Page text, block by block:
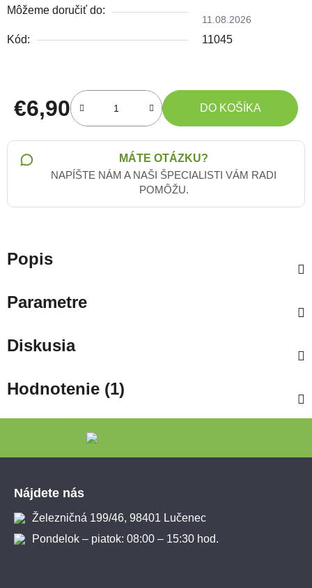
Môžeme doručiť do:
11.08.2026
Kód: 11045
€6,90
Jednotková cena:
DO KOŠÍKA
MÁTE OTÁZKU?
NAPÍŠTE NÁM A NAŠI ŠPECIALISTI VÁM RADI
POMÔŽU.
Popis
Parametre
Diskusia
Hodnotenie (1)
Nájdete nás
Železničná 199/46, 98401 Lučenec
Pondelok – piatok: 08:00 – 15:30 hod.